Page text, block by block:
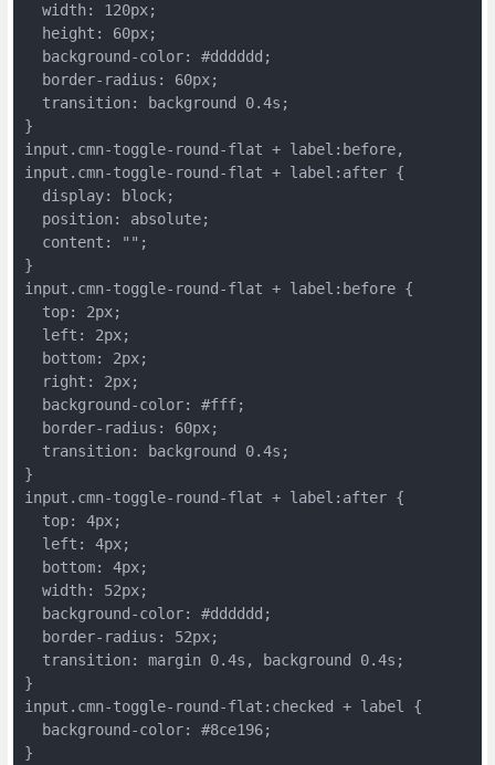
  width: 120px;
  height: 60px;
  background-color: #dddddd;
  border-radius: 60px;
  transition: background 0.4s;
}
input.cmn-toggle-round-flat + label:before,
input.cmn-toggle-round-flat + label:after {
  display: block;
  position: absolute;
  content: "";
}
input.cmn-toggle-round-flat + label:before {
  top: 2px;
  left: 2px;
  bottom: 2px;
  right: 2px;
  background-color: #fff;
  border-radius: 60px;
  transition: background 0.4s;
}
input.cmn-toggle-round-flat + label:after {
  top: 4px;
  left: 4px;
  bottom: 4px;
  width: 52px;
  background-color: #dddddd;
  border-radius: 52px;
  transition: margin 0.4s, background 0.4s;
}
input.cmn-toggle-round-flat:checked + label {
  background-color: #8ce196;
}